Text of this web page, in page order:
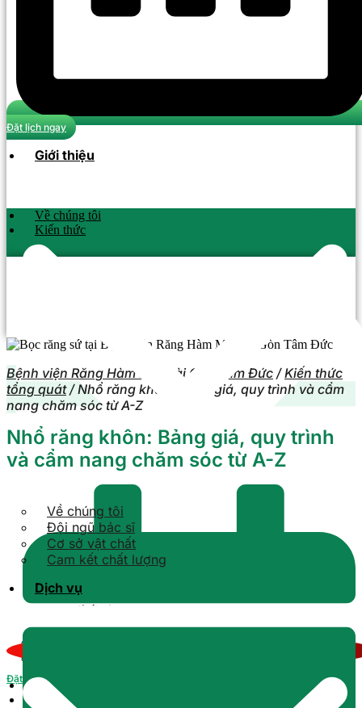
Đặt lịch ngay
Giới thiệu
Về chúng tôi
Đội ngũ bác sĩ
Cơ sở vật chất
Cam kết chất lượng
Dịch vụ
Về chúng tôi
Kiến thức
Kiến thức răng sứ
Kiến thức Implant
Kiến thức niềng răng
Tin tức
Liên hệ
Đặt lịch
Bệnh viện Răng Hàm Mặt Sài Gòn Tâm Đức /Kiến thức
tổng quát/Nhổ răng khôn: Bảng giá, quy trình và cẩm
nang chăm sóc từ A-Z
Nhổ răng khôn: Bảng giá, quy trình
và cẩm nang chăm sóc từ A-Z